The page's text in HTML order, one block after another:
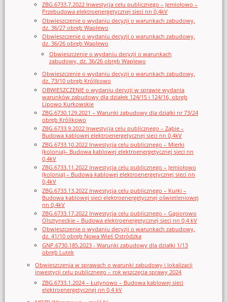
ZBG.6733.7.2022 Inwestycja celu publicznego – Jemiołowo –
Przebudowa elektroenergetycznej sieci nn 0,4kV
Obwieszczenie o wydaniu decyzji o warunkach zabudowy,
dz. 36/27 obręb Waplewo
Obwieszczenie o wydaniu decyzji o warunkach zabudowy,
dz. 36/26 obręb Waplewo
Obwieszczenie o wydaniu decyzji o warunkach
zabudowy, dz. 36/26 obręb Waplewo
Obwieszczenie o wydaniu decyzji o warunkach zabudowy,
dz. 73/10 obręb Królikowo
OBWIESZCZENIE o wydaniu decyzji w sprawie wydania
warunków zabudowy dla działek 124/15 i 124/16, obręb
Lipowo Kurkowskie
ZBG.6730.129.2021 – Warunki zabudowy dla działki nr 73/24
obręb Królikowo
ZBG.6733.9.2022 Inwestycja celu publicznego – Ząbie –
Budowa kablowej elektroenergetycznej sieci nn 0,4kV
ZBG.6733.10.2022 Inwestycja celu publicznego – Mierki
(kolonia)– Budowa kablowej elektroenergetycznej sieci nn
0,4kV
ZBG.6733.11.2022 Inwestycja celu publicznego – Jemiołowo
(kolonia) – Budowa kablowej elektroenergetycznej sieci nn
0,4kV
ZBG.6733.13.2022 Inwestycja celu publicznego – Kurki –
Budowa kablowej sieci elektroenergetycznej oświetleniowej
nn 0,4kV
ZBG.6733.17.2022 Inwestycja celu publicznego – Gąsiorowo
Olsztyneckie – Budowa elektroenergetycznej sieci nn 0,4 kV
Obwieszczenie o wydaniu decyzji o warunkach zabudowy,
dz. 41/10 obręb Nowa Wieś Ostródzka
GNP.6730.185.2023 - Warunki zabudowy dla działki 1/13
obręb Lutek
Obwieszczenia w sprawach o warunki zabudowy i lokalizacji
inwestycji celu publicznego – rok wszczęcia sprawy 2024
ZBG.6733.1.2024 – Łutynowo – Budowa kablowej sieci
elektroenergetycznej nn 0,4 kV